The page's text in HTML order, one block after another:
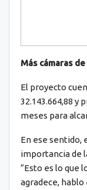
Más cámaras
El proyecto
32.143.664,88 y
meses para
En ese
importancia de
“Esto es lo que
agradece,